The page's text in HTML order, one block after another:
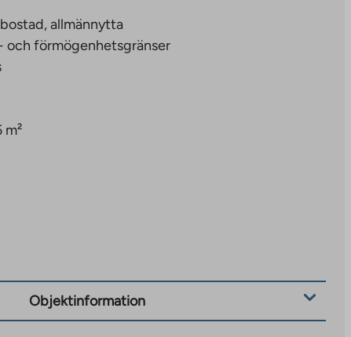
allmännytta
och förmögenhetsgränser
m²
Objektinformation